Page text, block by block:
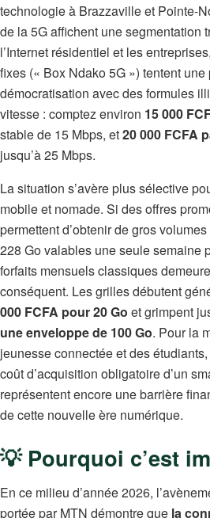
technologie à Brazzaville et Pointe-
de la 5G affichent une segmentation
l’Internet résidentiel et les
fixes (« Box Ndako 5G ») tentent
démocratisation avec des formules
vitesse : comptez environ 15 000
stable de 15 Mbps, et20 000 FCFA
jusqu’à 25 Mbps.
La situation s’avère plus sélective
mobile et nomade. Si des offres
permettent d’obtenir de gros
228 Go valables une seule semaine
forfaits mensuels classiques
conséquent. Les grilles débutent
000 FCFA pour 20 Go et grimpent
une enveloppe de 100 Go. Pour la
jeunesse connectée et des
coût d’acquisition obligatoire d’un
représentent encore une barrière
de cette nouvelle ère numérique.
💡 Pourquoi c’est
En ce milieu d’année 2026,
portée par MTN démontre que la